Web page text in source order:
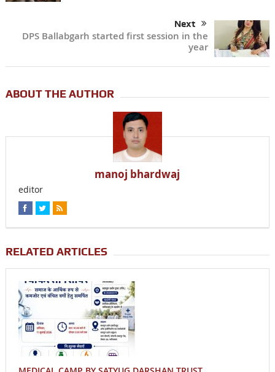
Next
DPS Ballabgarh started first session in the
year
ABOUT THE AUTHOR
manoj bhardwaj
editor
RELATED ARTICLES